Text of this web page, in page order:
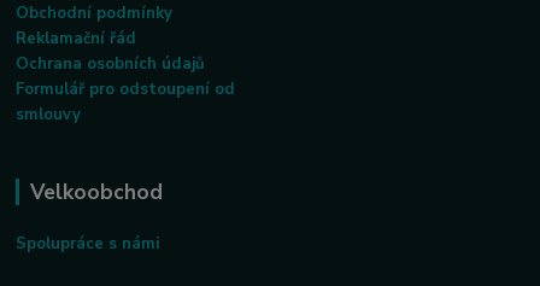
Obchodní podmínky
Reklamační řád
Ochrana osobních údajů
Formulář pro odstoupení od
smlouvy
Velkoobchod
Spolupráce s námi